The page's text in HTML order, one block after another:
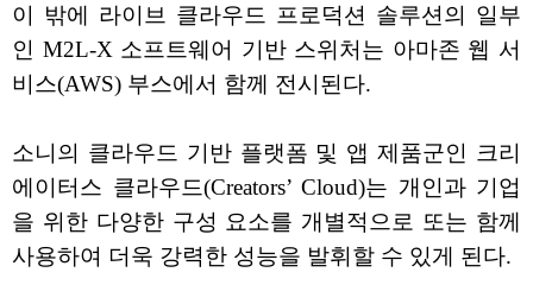
이 밖에 라이브 클라우드 프로덕션 솔루션의 일부
인 M2L-X 소프트웨어 기반 스위처는 아마존 웹 서
비스(AWS) 부스에서 함께 전시된다.
소니의 클라우드 기반 플랫폼 및 앱 제품군인 크리
에이터스 클라우드(Creators’ Cloud)는 개인과 기업
을 위한 다양한 구성 요소를 개별적으로 또는 함께
사용하여 더욱 강력한 성능을 발휘할 수 있게 된다.